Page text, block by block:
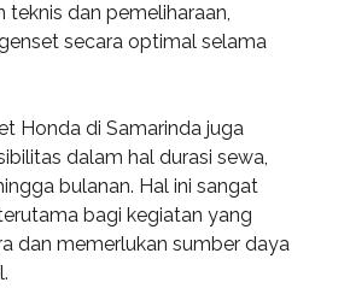
teknis dan pemeliharaan,
secara optimal selama
Honda di Samarinda juga
dalam hal durasi sewa,
bulanan. Hal ini sangat
bagi kegiatan yang
dan memerlukan sumber daya